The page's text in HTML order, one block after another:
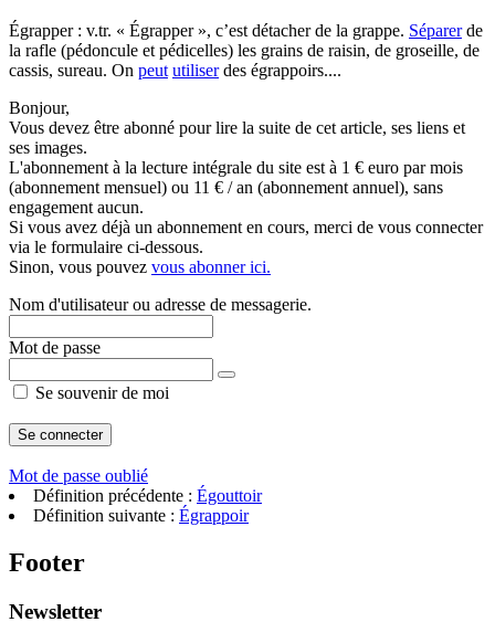
Égrapper : v.tr. « Égrapper », c’est détacher de la grappe. Séparerde
la rafle (pédoncule et pédicelles) les grains de raisin, de groseille, de
cassis, sureau. On peut utiliserdes égrappoirs....
Bonjour,
Vous devez être abonné pour lire la suite de cet article, ses liens et
ses images.
L'abonnement à la lecture intégrale du site est à 1 € euro par mois
(abonnement mensuel) ou 11 € / an (abonnement annuel), sans
engagement aucun.
Si vous avez déjà un abonnement en cours, merci de vous connecter
via le formulaire ci-dessous.
Sinon, vous pouvez vous abonner ici.
Nom d'utilisateur ou adresse de messagerie.
Mot de passe
Se souvenir de moi
Mot de passe oublié
Définition précédente : Égouttoir
Définition suivante : Égrappoir
Footer
Newsletter